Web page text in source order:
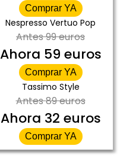
Comprar YA
Nespresso Vertuo Pop
Antes99 euros
Ahora 59 euros
Comprar YA
Tassimo Style
Antes89 euros
Ahora 32 euros
Comprar YA